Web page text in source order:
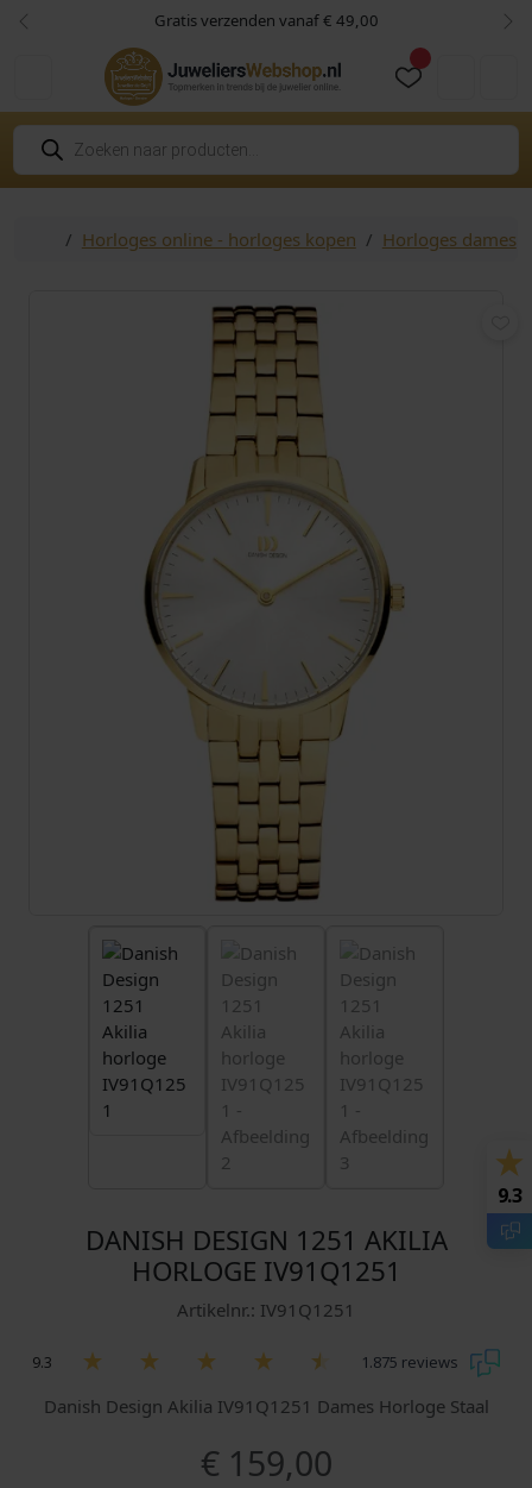
Skip to content
Skip to footer Gratis verzenden vanaf € 49,00
Vorige
P
o
d
HomeHorloges online - horloges kopen Horloges dames
DANISH DESIGN 1251 AKILIA
HORLOGE IV91Q1251
Artikelnr.: IV91Q1251
9.3 1.875 reviews
Danish Design Akilia IV91Q1251 Dames Horloge Staal
€159,00
9.3